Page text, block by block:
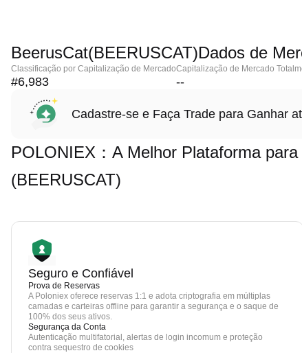
BeerusCat(BEERUSCAT)Dados de
Classificação por Capitalização de Mercado
#6,983
Capitalização de Mercado
--
Cadastre-se e Faça Trade para Ganhar
POLONIEX：A Melhor Plataforma
(BEERUSCAT)
Seguro e Confiável
Prova de Reservas
A Poloniex oferece reservas 1:1 e adota criptografia em múltiplas
camadas e carteiras offline para garantir a segurança e o saque de
100% dos seus ativos.
Segurança da Conta
Autenticação multifatorial, alertas de login incomum e proteção
contra sequestro de cookies